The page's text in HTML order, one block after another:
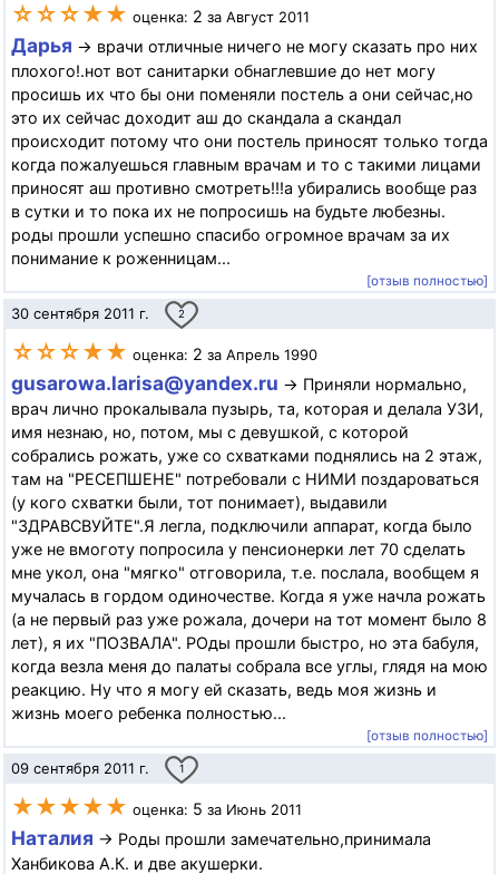
☆☆☆★★ оценка: 2 за Август 2011
Дарья → врачи отличные ничего не могу сказать про них
плохого!.нот вот санитарки обнаглевшие до нет могу
просишь их что бы они поменяли постель а они сейчас,но
это их сейчас доходит аш до скандала а скандал
происходит потому что они постель приносят только тогда
когда пожалуешься главным врачам и то с такими лицами
приносят аш противно смотреть!!!а убирались вообще раз
в сутки и то пока их не попросишь на будьте любезны.
роды прошли успешно спасибо огромное врачам за их
понимание к роженницам...
[отзыв полностью]
30 сентября 2011 г. 2
☆☆☆★★ оценка: 2 за Апрель 1990
gusarowa.larisa@yandex.ru → Приняли нормально,
врач лично прокалывала пузырь, та, которая и делала УЗИ,
имя незнаю, но, потом, мы с девушкой, с которой
собрались рожать, уже со схватками поднялись на 2 этаж,
там на "РЕСЕПШЕНЕ" потребовали с НИМИ поздароваться
(у кого схватки были, тот понимает), выдавили
"ЗДРАВСВУЙТЕ".Я легла, подключили аппарат, когда было
уже не вмоготу попросила у пенсионерки лет 70 сделать
мне укол, она "мягко" отговорила, т.е. послала, вообщем я
мучалась в гордом одиночестве. Когда я уже начла рожать
(а не первый раз уже рожала, дочери на тот момент было 8
лет), я их "ПОЗВАЛА". РОды прошли быстро, но эта бабуля,
когда везла меня до палаты собрала все углы, глядя на мою
реакцию. Ну что я могу ей сказать, ведь моя жизнь и
жизнь моего ребенка полностью...
[отзыв полностью]
09 сентября 2011 г. 1
★★★★★ оценка: 5 за Июнь 2011
Наталия → Роды прошли замечательно,принимала
Ханбикова А.К. и две акушерки.